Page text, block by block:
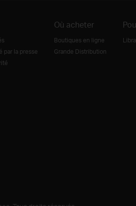
par la presse
Où acheter
Boutiques en ligne
Grande Distribution